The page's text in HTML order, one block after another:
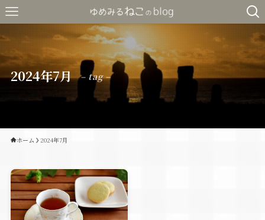
2024年7月 – tag –
ホーム 2024年7月